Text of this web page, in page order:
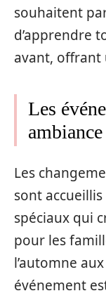
souhaitent
d’apprendre
avant, offrant
Les
Les
sont accueillis
spéciaux qui
pour les
l’automne
événement